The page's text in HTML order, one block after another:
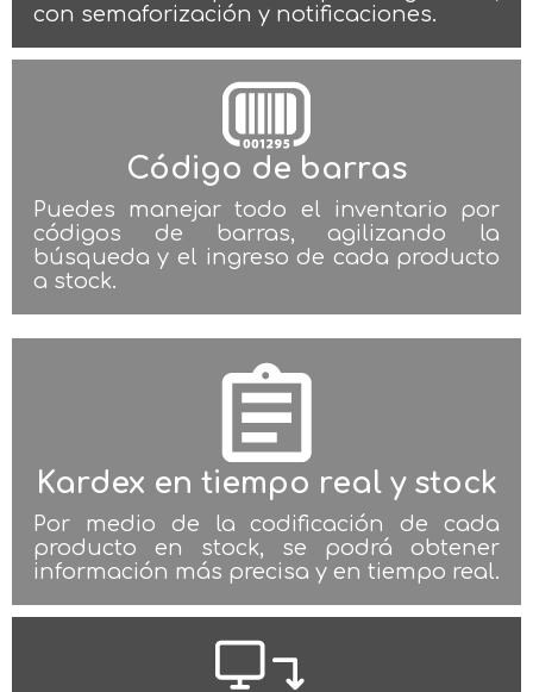
con semaforización y notificaciones.
Código de barras
Puedes manejar todo el inventario por
códigos de barras, agilizando la
búsqueda y el ingreso de cada producto
a stock.
Kardex en tiempo real y stock
Por medio de la codificación de cada
producto en stock, se podrá obtener
información más precisa y en tiempo real.